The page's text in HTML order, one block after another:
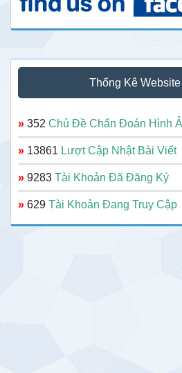
Thống Kê Website
» 352 Chủ Đề Chẩn Đoán Hình
» 13861 Lượt Cập Nhật Bài Viết
» 9283 Tài Khoản Đã Đăng Ký
» 629 Tài Khoản Đang Truy Cập